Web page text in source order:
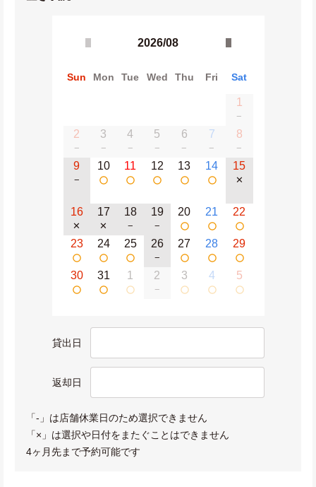
2026/08
Sun Mon Tue Wed Thu Fri Sat
1
−
2
−
3
−
4
−
5
−
6
−
7
−
8
−
9
−
10 11 12 13 14 15
✕
16
✕
17
✕
18
−
19
−
20 21 22
23 24 25 26
−
27 28 29
30 31 1 2
−
3 4 5
貸出日
返却日
「-」は店舗休業日のため選択できません
「×」は選択や日付をまたぐことはできません
4ヶ月先まで予約可能です